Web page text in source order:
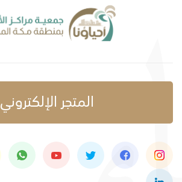
المتجر الإلكتروني